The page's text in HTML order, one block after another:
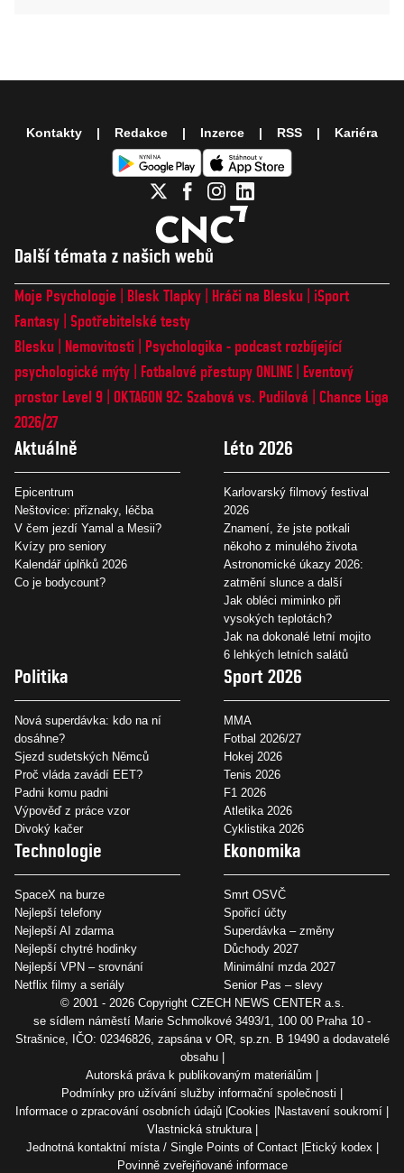
Další témata z našich webů
Moje Psychologie Blesk Tlapky Hráči na Blesku
iSport
Fantasy Spotřebitelské testy
Blesku
Nemovitosti
Psychologika - podcast rozbíjející
psychologické mýty
Fotbalové přestupy ONLINE
Eventový
prostor Level 9 OKTAGON 92: Szabová vs. Pudilová
Chance Liga
2026/27
Aktuálně
Epicentrum
Neštovice: příznaky, léčba
V čem jezdí Yamal a Mesii?
Kvízy pro seniory
Kalendář úplňků 2026
Co je bodycount?
Léto 2026
Karlovarský filmový festival
2026
Znamení, že jste potkali
někoho z minulého života
Astronomické úkazy 2026:
zatmění slunce a další
Jak obléci miminko při
vysokých teplotách?
Jak na dokonalé letní mojito
6 lehkých letních salátů
Politika
Nová superdávka: kdo na ní
dosáhne?
Sjezd sudetských Němců
Proč vláda zavádí EET?
Padni komu padni
Výpověď z práce vzor
Divoký kačer
Sport 2026
MMA
Fotbal 2026/27
Hokej 2026
Tenis 2026
F1 2026
Atletika 2026
Cyklistika 2026
Technologie
SpaceX na burze
Nejlepší telefony
Nejlepší AI zdarma
Nejlepší chytré hodinky
Nejlepší VPN – srovnání
Netflix filmy a seriály
Ekonomika
Smrt OSVČ
Spořicí účty
Superdávka – změny
Důchody 2027
Minimální mzda 2027
Senior Pas – slevy
Kontakty Redakce Inzerce RSS Kariéra
© 2001 - 2026 Copyright CZECH NEWS CENTER a.s.
se sídlem náměstí Marie Schmolkové 3493/1, 100 00 Praha 10 -
Strašnice, IČO: 02346826, zapsána v OR, sp.zn. B 19490 a dodavatelé
obsahu
Autorská práva k publikovaným materiálům
Podmínky pro užívání služby informační společnosti
Informace o zpracování osobních údajů Cookies Nastavení soukromí
Vlastnická struktura
Jednotná kontaktní místa / Single Points of Contact Etický kodex
Povinně zveřejňované informace